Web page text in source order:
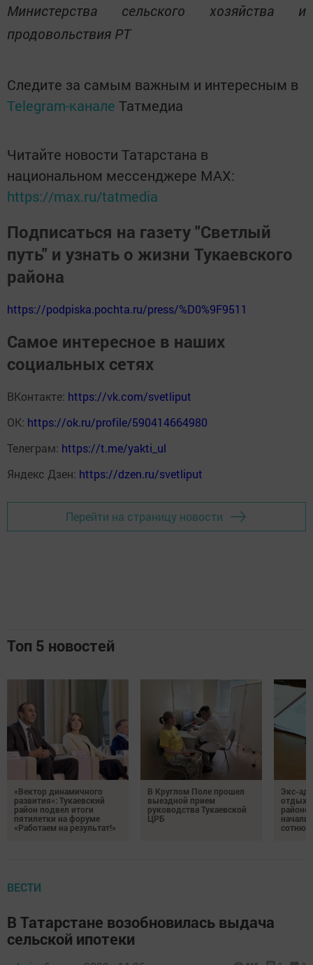
Министерства сельского хозяйства и
продовольствия РТ
Следите за самым важным и интересным в
Telegram-канале Татмедиа
Читайте новости Татарстана в
национальном мессенджере MАХ:
https://max.ru/tatmedia
Подписаться на газету "Светлый
путь" и узнать о жизни Тукаевского
района
https://podpiska.pochta.ru/press/%D0%9F9511
Самое интересное в наших
социальных сетях
ВКонтакте: https://vk.com/svetliput
ОК: https://ok.ru/profile/590414664980
Телеграм: https://t.me/yakti_ul
Яндекс Дзен: https://dzen.ru/svetliput
Перейти на страницу новости
Топ 5 новостей
«Вектор динамичного
развития»: Тукаевский
район подвел итоги
пятилетки на форуме
«Работаем на результат!»
В Круглом Поле прошел
выездной прием
руководства Тукаевской
ЦРБ
Экс-
отдыха
районе
сотню
ВЕСТИ
В Татарстане возобновилась выдача
сельской ипотеки